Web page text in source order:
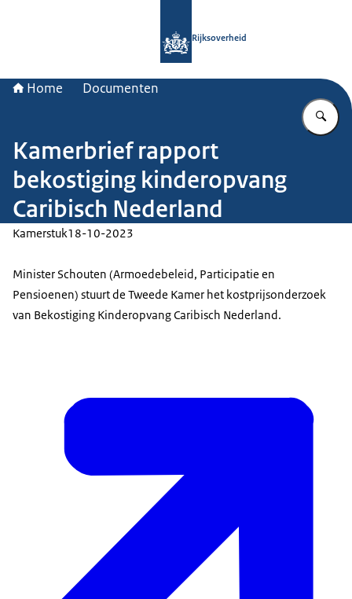
Rijksoverheid
Home Documenten
Kamerbrief rapport
bekostiging kinderopvang
Caribisch Nederland
Kamerstuk18-10-2023
Minister Schouten (Armoedebeleid, Participatie en
Pensioenen) stuurt de Tweede Kamer het kostprijsonderzoek
van Bekostiging Kinderopvang Caribisch Nederland.